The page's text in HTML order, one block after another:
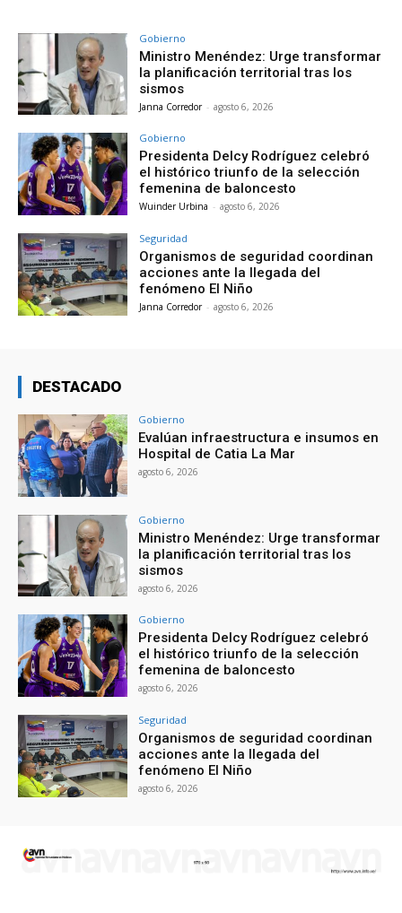
Gobierno
Ministro Menéndez: Urge transformar
la planificación territorial tras los
sismos
Janna Corredor - agosto 6, 2026
Gobierno
Presidenta Delcy Rodríguez celebró
el histórico triunfo de la selección
femenina de baloncesto
Wuinder Urbina - agosto 6, 2026
Seguridad
Organismos de seguridad coordinan
acciones ante la llegada del
fenómeno El Niño
Janna Corredor - agosto 6, 2026
DESTACADO
Gobierno
Evalúan infraestructura e insumos en
Hospital de Catia La Mar
agosto 6, 2026
Gobierno
Ministro Menéndez: Urge transformar
la planificación territorial tras los
sismos
agosto 6, 2026
Gobierno
Presidenta Delcy Rodríguez celebró
el histórico triunfo de la selección
femenina de baloncesto
agosto 6, 2026
Seguridad
Organismos de seguridad coordinan
acciones ante la llegada del
fenómeno El Niño
agosto 6, 2026